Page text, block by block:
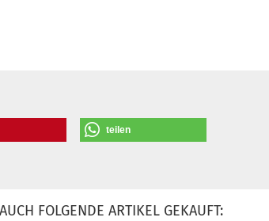
teilen
FOLGENDE ARTIKEL GEKAUFT: